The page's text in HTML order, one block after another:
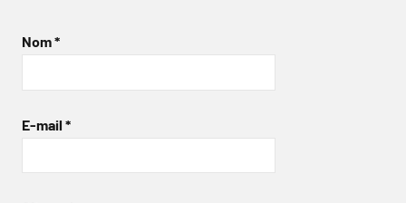
Nom*
E-mail *